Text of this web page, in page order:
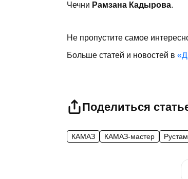
Чечни Рамзана Кадырова.
Не пропустите самое
Больше статей и новостей в
Поделиться
КАМАЗ КАМАЗ-мастер